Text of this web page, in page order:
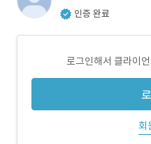
인증 완료
로그인해서 클라이
회